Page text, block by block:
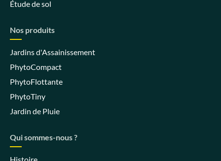
Étude de sol
Nos produits
Jardins d'Assainissement
PhytoCompact
PhytoFlottante
PhytoTiny
Jardin de Pluie
Qui sommes-nous ?